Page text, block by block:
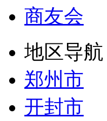
商友会
地区导航
郑州市
开封市